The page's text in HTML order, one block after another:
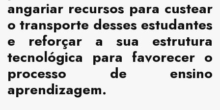
angariar recursos para custear
o transporte desses estudantes
e reforçar a sua estrutura
tecnológica para favorecer o
processo de ensino
aprendizagem.